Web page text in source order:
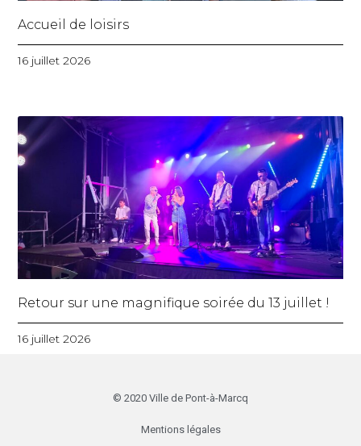
Accueil de loisirs
16 juillet 2026
Retour sur une magnifique soirée du 13 juillet !
16 juillet 2026
© 2020 Ville de Pont-à-Marcq
Mentions légales